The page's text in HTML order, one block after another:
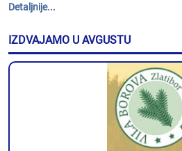
Detaljnije...
IZDVAJAMO U AVGUSTU